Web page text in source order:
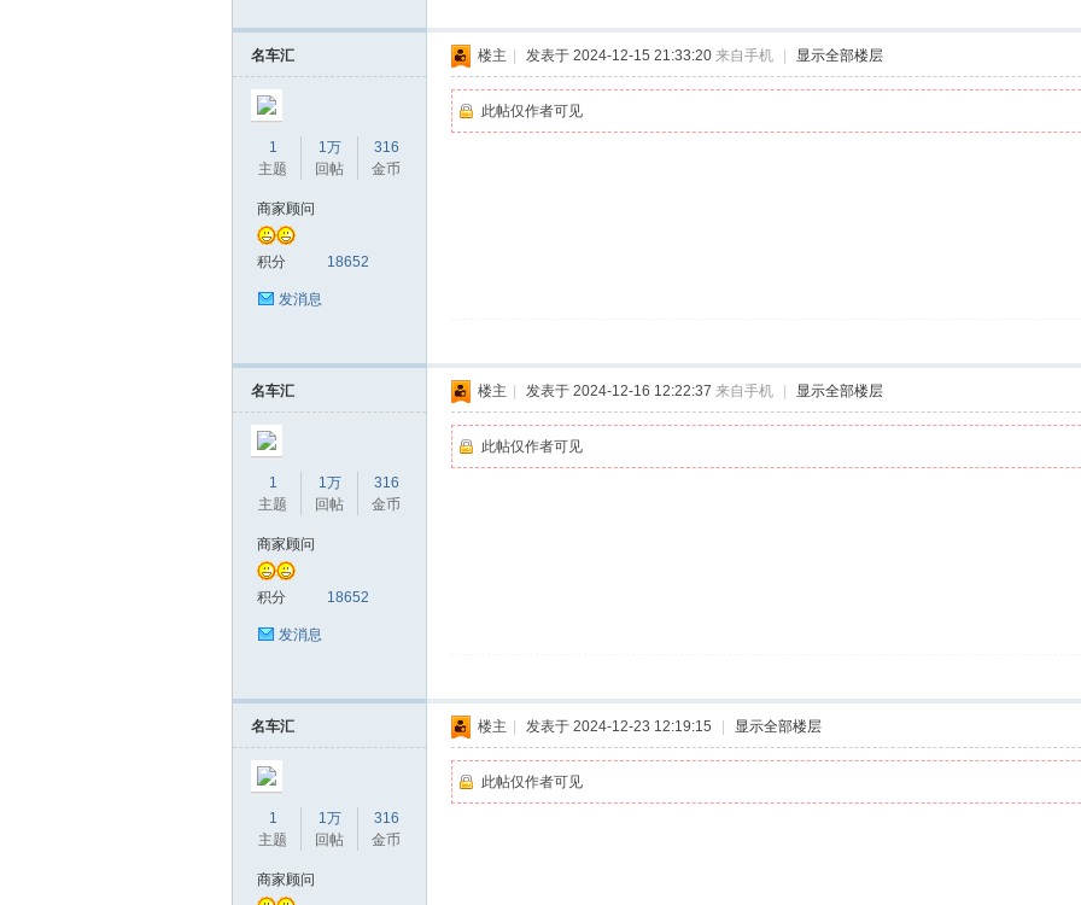
拿
名车汇
1
主题
1万
回帖
316
金币
商家顾问
积分 18652
发消息
楼主 发表于 2024-12-15 21:33:20 来自手机 显示全部楼层
此帖仅作者可见
名车汇
1
主题
1万
回帖
316
金币
商家顾问
积分 18652
发消息
楼主 发表于 2024-12-16 12:22:37 来自手机 显示全部楼层
此帖仅作者可见
名车汇
1
主题
1万
回帖
316
金币
商家顾问
楼主 发表于 2024-12-23 12:19:15 显示全部楼层
此帖仅作者可见